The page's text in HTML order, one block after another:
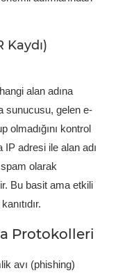
Kaydı)
alan adına
sunucusu, gelen e-
olmadığını kontrol
adresi ile alan adı
olarak
Bu basit ama etkili
Protokolleri
avı (phishing)